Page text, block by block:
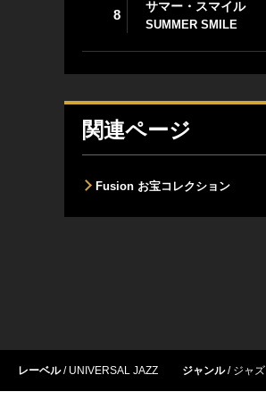
8
サマー・スマイル
SUMMER SMILE
関連ページ
Fusion お宝コレクション
レーベル UNIVERSAL JAZZ ジャンル ジャズ